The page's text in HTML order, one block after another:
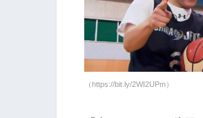
（https://bit.ly/2WI2UPm）